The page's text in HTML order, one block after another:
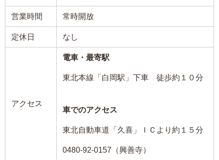
営業時間 常時開放
定休日 なし
アクセス
電車・最寄駅
東北本線「白岡駅」下車 徒歩約１０分
車でのアクセス
東北自動車道「久喜」ＩＣより約１５分
0480-92-0157（興善寺）